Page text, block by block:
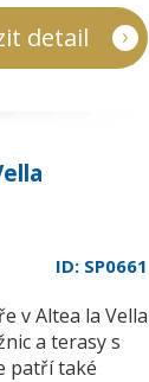
detail
ID: SP0661
v Altea la Vella
a terasy s
patří také